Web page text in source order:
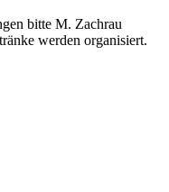
bitte M. Zachrau
werden organisiert.